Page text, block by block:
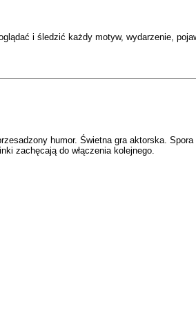
i śledzić każdy motyw, wydarzenie,
humor. Świetna gra aktorska.
zachęcają do włączenia kolejnego.